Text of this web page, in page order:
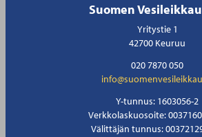
Suomen
Yritystie 1
42700 Keuruu
020 7870 050
Y-tunnus: 1603056-2
Verkkolaskuosoite:
Välittäjän tunnus: